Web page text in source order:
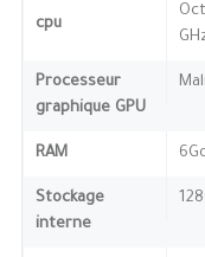
cpu
Processeur
graphique GPU
RAM
Stockage
interne